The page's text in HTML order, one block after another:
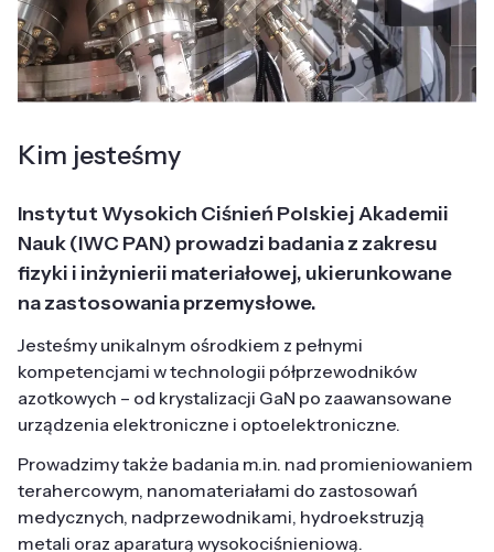
Kim jesteśmy
Instytut Wysokich Ciśnień Polskiej Akademii
Nauk (IWC PAN) prowadzi badania z zakresu
fizyki i inżynierii materiałowej, ukierunkowane
na zastosowania przemysłowe.
Jesteśmy unikalnym ośrodkiem z pełnymi
kompetencjami w technologii półprzewodników
azotkowych – od krystalizacji GaN po zaawansowane
urządzenia elektroniczne i optoelektroniczne.
Prowadzimy także badania m.in. nad promieniowaniem
terahercowym, nanomateriałami do zastosowań
medycznych, nadprzewodnikami, hydroekstruzją
metali oraz aparaturą wysokociśnieniową.